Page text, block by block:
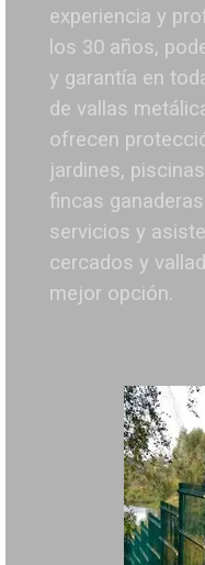
experiencia y
los 30 años,
y garantía en
de vallas
ofrecen
jardines,
fincas ganaderas.
servicios y
cercados y
mejor opción.